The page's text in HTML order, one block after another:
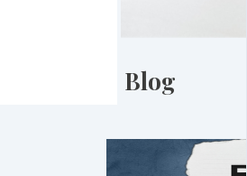
Blog